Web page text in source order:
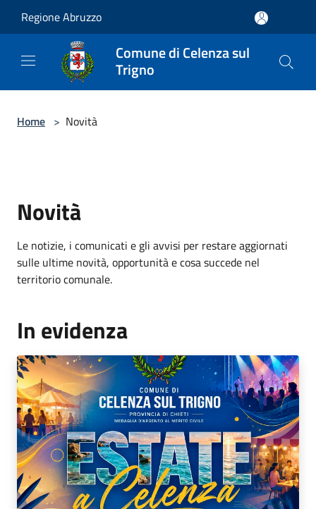
Regione Abruzzo
Comune di Celenza sul
Trigno
Home > Novità
Novità
Le notizie, i comunicati e gli avvisi per restare aggiornati
sulle ultime novità, opportunità e cosa succede nel
territorio comunale.
In evidenza